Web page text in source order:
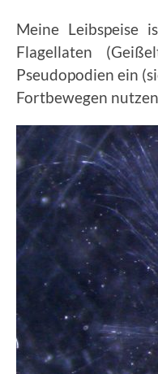
Meine Leibspeise
Flagellaten
Pseudopodien ein
Fortbewegen